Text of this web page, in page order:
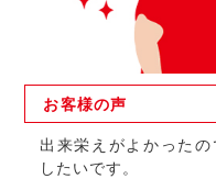
お客様の声
出来栄えがよかった
したいです。